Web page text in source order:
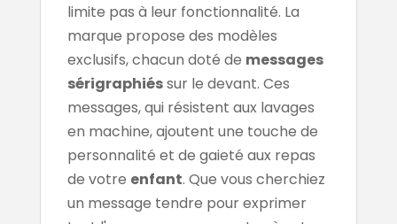
limite pas à leur fonctionnalité. La
marque propose des modèles
exclusifs, chacun doté de messages
sérigraphiéssur le devant. Ces
messages, qui résistent aux lavages
en machine, ajoutent une touche de
personnalité et de gaieté aux repas
de votre enfant. Que vous cherchiez
un message tendre pour exprimer